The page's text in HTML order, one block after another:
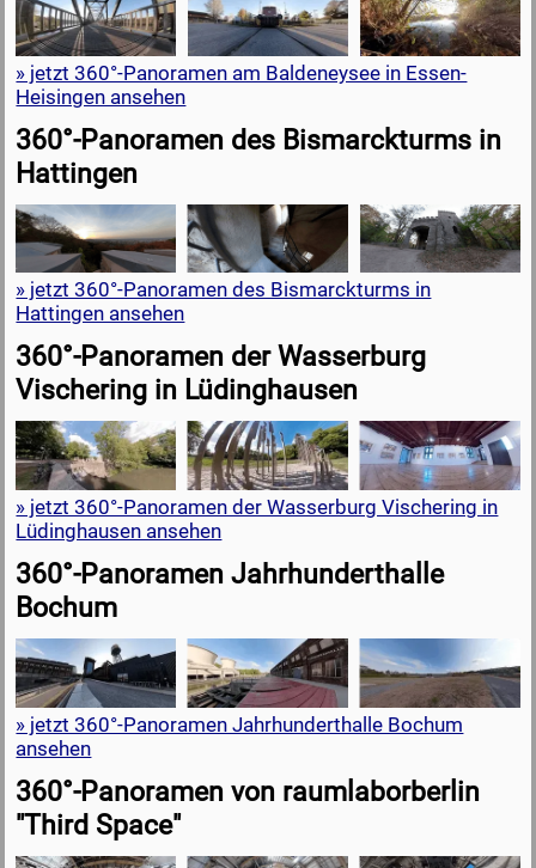
» jetzt 360°-Panoramen am Baldeneysee in Essen-
Heisingen ansehen
360°-Panoramen des Bismarckturms in
Hattingen
» jetzt 360°-Panoramen des Bismarckturms in
Hattingen ansehen
360°-Panoramen der Wasserburg
Vischering in Lüdinghausen
» jetzt 360°-Panoramen der Wasserburg Vischering in
Lüdinghausen ansehen
360°-Panoramen Jahrhunderthalle
Bochum
» jetzt 360°-Panoramen Jahrhunderthalle Bochum
ansehen
360°-Panoramen von raumlaborberlin
"Third Space"